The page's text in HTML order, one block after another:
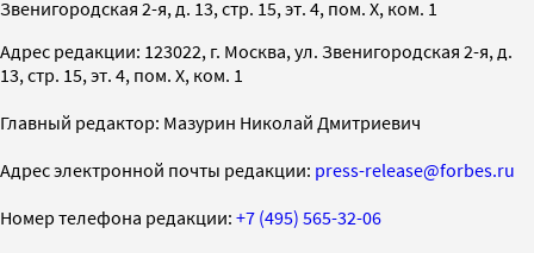
Звенигородская 2-я, д. 13, стр. 15, эт. 4, пом. X, ком. 1
Адрес редакции: 123022, г. Москва, ул. Звенигородская 2-я, д.
13, стр. 15, эт. 4, пом. X, ком. 1
Главный редактор: Мазурин Николай Дмитриевич
Адрес электронной почты редакции: press-release@forbes.ru
Номер телефона редакции: +7 (495) 565-32-06